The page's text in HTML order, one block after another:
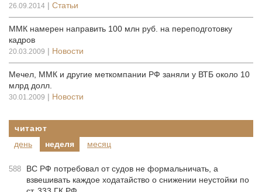
26.09.2014 | Статьи
ММК намерен направить 100 млн руб. на переподготовку
кадров
20.03.2009 | Новости
Мечел, ММК и другие меткомпании РФ заняли у ВТБ около 10
млрд долл.
30.01.2009 | Новости
читают
день
неделя месяц
588
ВС РФ потребовал от судов не формальничать, а
взвешивать каждое ходатайство о снижении неустойки по